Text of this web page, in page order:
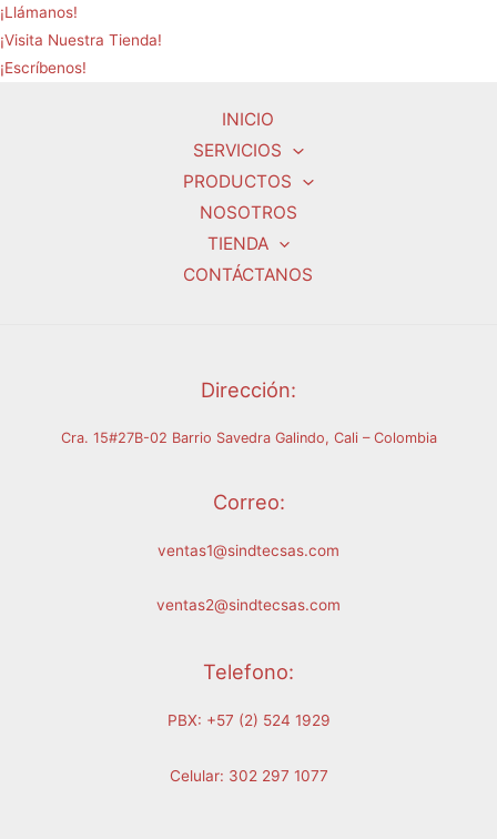
¡Llámanos!
¡Visita Nuestra Tienda!
¡Escríbenos!
INICIO
SERVICIOS
PRODUCTOS
NOSOTROS
TIENDA
CONTÁCTANOS
Dirección:
Cra. 15#27B-02 Barrio Savedra Galindo, Cali – Colombia
Correo:
ventas1@sindtecsas.com
ventas2@sindtecsas.com
Telefono:
PBX: +57 (2) 524 1929
Celular: 302 297 1077